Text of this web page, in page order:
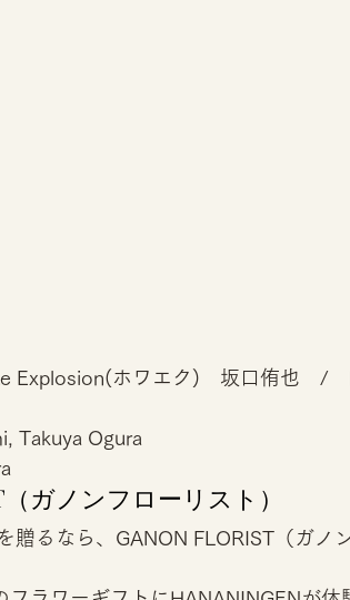
Explosion(ホワエク)　坂口侑也　/
Takuya Ogura
ガノンフローリスト）
贈るなら、GANON FLORIST（ガノ